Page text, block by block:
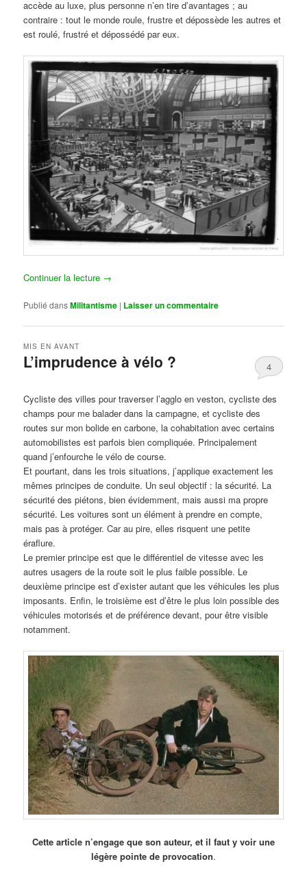
accède au luxe, plus personne n’en tire d’avantages ; au
contraire : tout le monde roule, frustre et dépossède les autres et
est roulé, frustré et dépossédé par eux.
Continuer la lecture →
Publié dansMilitantisme | Laisser un commentaire
L’imprudence à vélo ?
MIS EN AVANT
4
Cycliste des villes pour traverser l’agglo en veston, cycliste des
champs pour me balader dans la campagne, et cycliste des
routes sur mon bolide en carbone, la cohabitation avec certains
automobilistes est parfois bien compliquée. Principalement
quand j’enfourche le vélo de course.
Et pourtant, dans les trois situations, j’applique exactement les
mêmes principes de conduite. Un seul objectif : la sécurité. La
sécurité des piétons, bien évidemment, mais aussi ma propre
sécurité. Les voitures sont un élément à prendre en compte,
mais pas à protéger. Car au pire, elles risquent une petite
éraflure.
Le premier principe est que le différentiel de vitesse avec les
autres usagers de la route soit le plus faible possible. Le
deuxième principe est d’exister autant que les véhicules les plus
imposants. Enfin, le troisième est d’être le plus loin possible des
véhicules motorisés et de préférence devant, pour être visible
notamment.
Cette article n’engage que son auteur, et il faut y voir une
légère pointe de provocation.